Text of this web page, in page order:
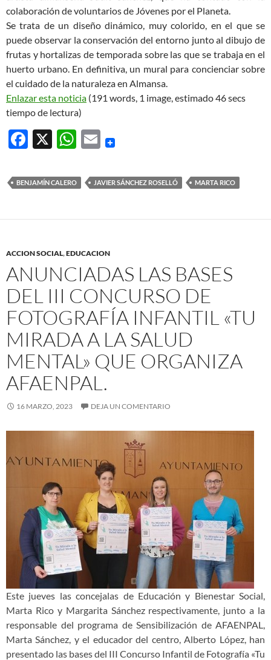
colaboración de voluntarios de Jóvenes por el Planeta.
Se trata de un diseño dinámico, muy colorido, en el que se
puede observar la conservación del entorno junto al dibujo de
frutas y hortalizas de temporada sobre las que se trabaja en el
huerto urbano. En definitiva, un mural para concienciar sobre
el cuidado de la naturaleza en Almansa.
Enlazar esta noticia (191 words, 1 image, estimado 46 secs
tiempo de lectura)
F
e
b
o
k
X
W
at
s
A
p
E
ail
BENJAMÍN CALERO JAVIER SÁNCHEZ ROSELLÓ MARTA RICO
ACCION SOCIAL,EDUCACION
ANUNCIADAS LAS BASES
DEL III CONCURSO DE
FOTOGRAFÍA INFANTIL «TU
MIRADA A LA SALUD
MENTAL» QUE ORGANIZA
AFAENPAL.
16 MARZO, 2023 DEJA UN COMENTARIO
Este jueves las concejalas de Educación y Bienestar Social,
Marta Rico y Margarita Sánchez respectivamente, junto a la
responsable del programa de Sensibilización de AFAENPAL,
Marta Sánchez, y el educador del centro, Alberto López, han
presentado las bases del III Concurso Infantil de Fotografía «Tu